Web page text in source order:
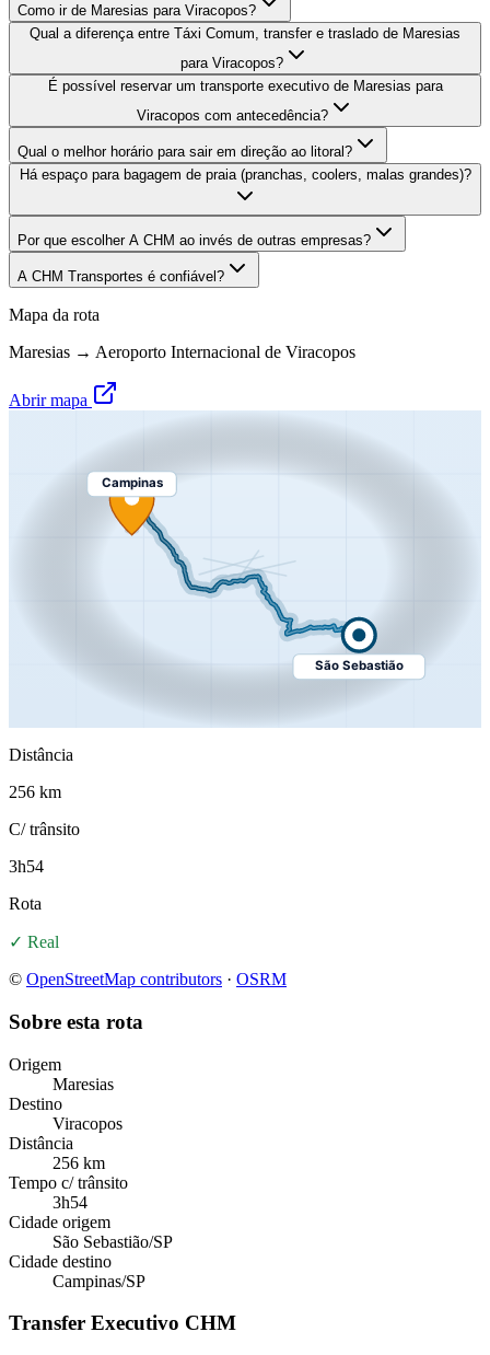
Como ir de Maresias para Viracopos?
Qual a diferença entre Táxi Comum, transfer e traslado de Maresias
para Viracopos?
É possível reservar um transporte executivo de Maresias para
Viracopos com antecedência?
Qual o melhor horário para sair em direção ao litoral?
Há espaço para bagagem de praia (pranchas, coolers, malas grandes)?
Por que escolher A CHM ao invés de outras empresas?
A CHM Transportes é confiável?
Mapa da rota
Maresias → Aeroporto Internacional de Viracopos
Abrir mapa
São Sebastião
Campinas
Distância
256 km
C/ trânsito
3h54
Rota
✓ Real
© OpenStreetMap contributors · OSRM
Sobre esta rota
Origem
Maresias
Destino
Viracopos
Distância
256 km
Tempo c/ trânsito
3h54
Cidade origem
São Sebastião/SP
Cidade destino
Campinas/SP
Transfer Executivo CHM